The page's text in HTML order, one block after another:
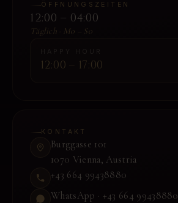
ÖFFNUNGSZEITEN
12:00 – 04:00
Täglich · Mo – So
12:00 – 17:00
KONTAKT
Burggasse 101
1070 Vienna, Austria
+43 664 99438880
WhatsApp · +43 664 99438880